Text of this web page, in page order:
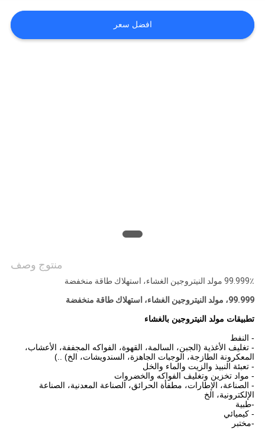
عرض
أسعار
افضل سعر
منتوج وصف
99.999٪ مولد النيتروجين الغشاء، استهلاك طاقة منخفضة
99.999، مولد النيتروجين الغشاء، استهلاك طاقة منخفضة
تطبيقات مولد النيتروجين بالغشاء
- النفط
- تغليف الأغذية (الجبن، السالمة، القهوة، الفواكه المجففة، الأعشاب،
المعكرونة الطازجة، الوجبات الجاهزة، السندويشات، الخ) ..)
- تعبئة النبيذ والزيت والماء والخل
- مواد تخزين وتغليف الفواكه والخضروات
- الصناعة، الإطارات، مطفأة الحرائق، الصناعة المعدنية، الصناعة
الإلكترونية، الخ
-طبية
- كيميائي
-مختبر